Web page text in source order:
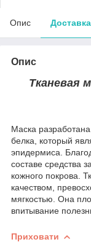
Опис Доставка
Опис
Тканевая
Маска
белка, который
эпидермиса.
составе средства
кожного покрова.
качеством,
мягкостью. Она
впитывание
Приховати